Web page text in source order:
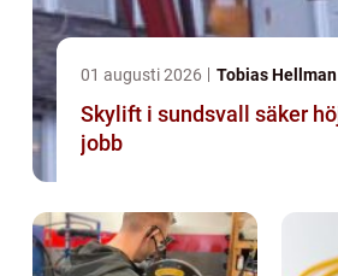
01 augusti 2026 Tobias Hellman
Skylift i sundsvall säker höjd, smarta
jobb